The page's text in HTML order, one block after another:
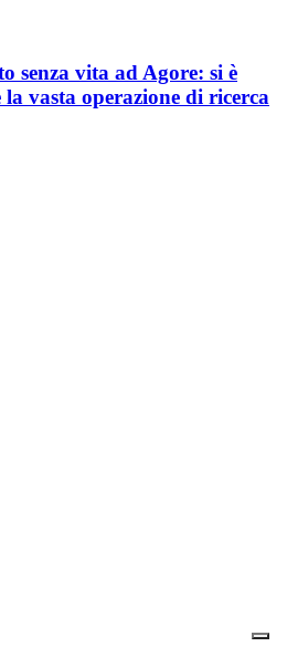
senza vita ad Agore: si è
vasta operazione di ricerca